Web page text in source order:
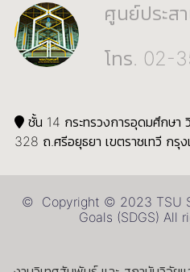
ศูนย์ประส
โทร. 02-
ชั้น 14 กระทรวงการอุดมศึกษา
328 ถ.ศรีอยุธยา เขตราชเทวี กรุ
© Copyright © 2023 TSU
Goals (SDGS) All